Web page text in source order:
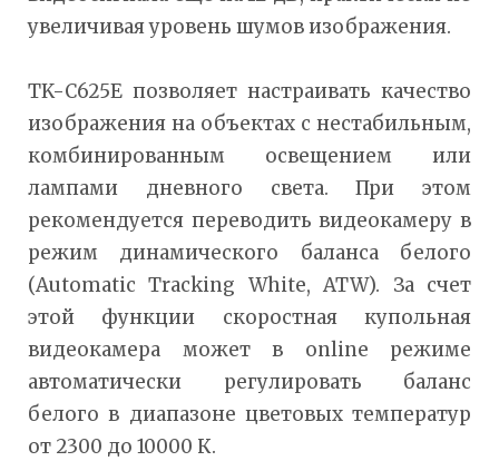
увеличивая уровень шумов изображения.
TK-C625E позволяет настраивать качество
изображения на объектах с нестабильным,
комбинированным освещением или
лампами дневного света. При этом
рекомендуется переводить видеокамеру в
режим динамического баланса белого
(Automatic Tracking White, ATW). За счет
этой функции скоростная купольная
видеокамера может в online режиме
автоматически регулировать баланс
белого в диапазоне цветовых температур
от 2300 до 10000 К.